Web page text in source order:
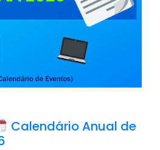
Calendário Anual de